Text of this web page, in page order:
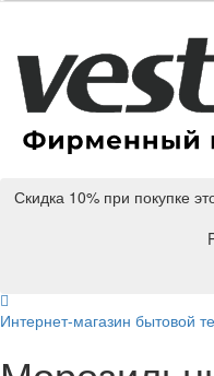
Скидка 10% при покупке
Интернет-магазин бытовой